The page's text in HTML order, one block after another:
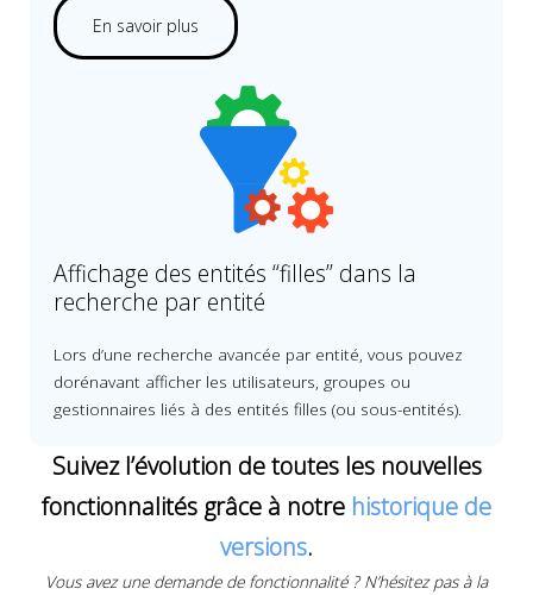
En savoir plus
Affichage des entités “filles” dans la
recherche par entité
Lors d’une recherche avancée par entité, vous pouvez
dorénavant afficher les utilisateurs, groupes ou
gestionnaires liés à des entités filles (ou sous-entités).
Suivez l’évolution de toutes les nouvelles
fonctionnalités grâce à notre historique de
versions.
Vous avez une demande de fonctionnalité ? N’hésitez pas à la